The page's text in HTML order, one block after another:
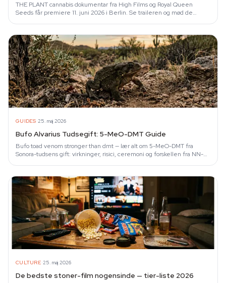
THE PLANT cannabis dokumentar fra High Films og Royal Queen
Seeds får premiere 11. juni 2026 i Berlin. Se traileren og mød de
GUIDES·25. maj 2026
Bufo Alvarius Tudsegift: 5-MeO-DMT Guide
Bufo toad venom stronger than dmt — lær alt om 5-MeO-DMT fra
Sonora-tudsens gift: virkninger, risici, ceremoni og forskellen fra NN-
CULTURE·25. maj 2026
De bedste stoner-film nogensinde — tier-liste 2026